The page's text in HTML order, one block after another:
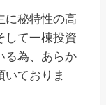
に秘特性の高
して一棟投資
る為、あらか
いておりま